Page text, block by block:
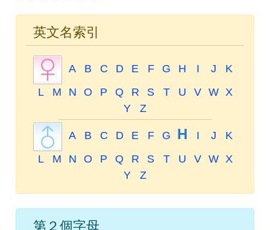
英文名索引
A B C D E F G H I J
K
L
M N O P Q R S T U V W X
Y
Z
A B C D E F G H I J
K
L
M N O P Q R S T U V W X
Y
Z
第２個字母